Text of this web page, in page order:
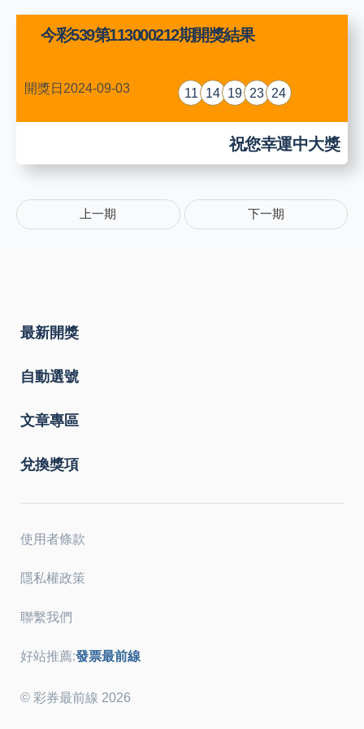
今彩539第113000212期開獎結果
開獎日2024-09-03 11 14 19 23 24
祝您幸運中大獎
上一期 下一期
最新開獎
自動選號
文章專區
兌換獎項
使用者條款
隱私權政策
聯繫我們
好站推薦:發票最前線
© 彩券最前線 2026